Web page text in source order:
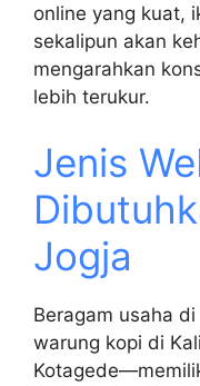
online yang kuat,
sekalipun akan
mengarahkan
lebih terukur.
Jenis
Jogja
Beragam usaha
warung kopi di